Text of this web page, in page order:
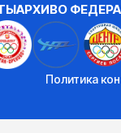
АРХИВО
Политика